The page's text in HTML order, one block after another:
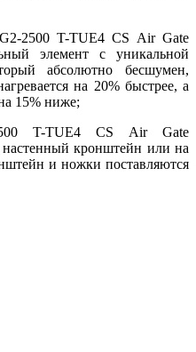
2500 T-TUE4 CS Air Gate
элемент с уникальной
абсолютно бесшумен,
на 20% быстрее, а
15% ниже;
T-TUE4 CS Air Gate
настенный кронштейн или на
и ножки поставляются